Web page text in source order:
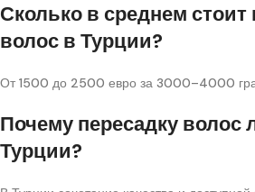
Сколько в среднем стоит
волос в Турции?
От 1500 до 2500 евро за 3000–4000
Почему пересадку волос
Турции?